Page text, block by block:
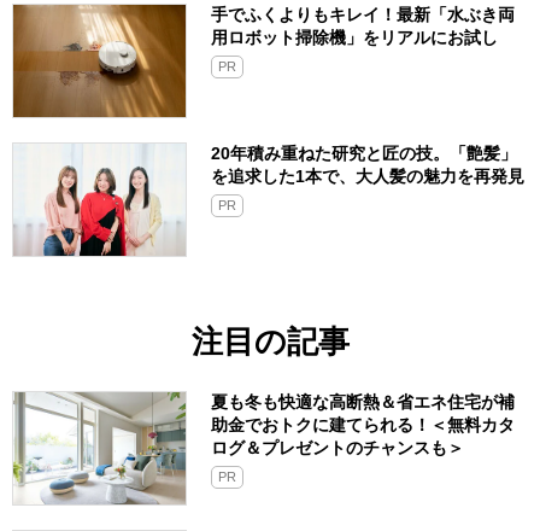
手でふくよりもキレイ！最新「水ぶき両
用ロボット掃除機」をリアルにお試し
PR
20年積み重ねた研究と匠の技。「艶髪」
を追求した1本で、大人髪の魅力を再発見
PR
注目の記事
夏も冬も快適な高断熱＆省エネ住宅が補
助金でおトクに建てられる！＜無料カタ
ログ＆プレゼントのチャンスも＞
PR